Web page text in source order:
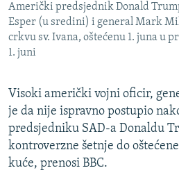
POPLAVE I KLIZIŠTA U BIH 2024.
TV LIBERTY
MOJA EVROPA
TRI DECENIJE OD RATA U BIH
SVE KARTE DEJTONA
NASTANAK I RASPAD JUGOSLAVIJE
Sve RFE/RL stranice
Američki predsjednik Donald
Esper (u sredini) i general Mark
crkvu sv. Ivana, oštećenu 1. juna u
1. juni
Visoki američki vojni oficir,
je da nije ispravno postupio
predsjedniku SAD-a Donaldu
kontroverzne šetnje do
kuće, prenosi BBC.